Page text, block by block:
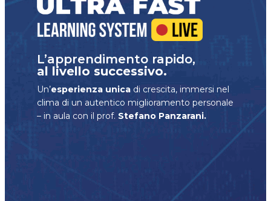
L’apprendimento rapido,
al livello successivo.
Un’esperienza unica di crescita, immersi nel
clima di un autentico miglioramento personale
– in aula con il prof. Stefano Panzarani.